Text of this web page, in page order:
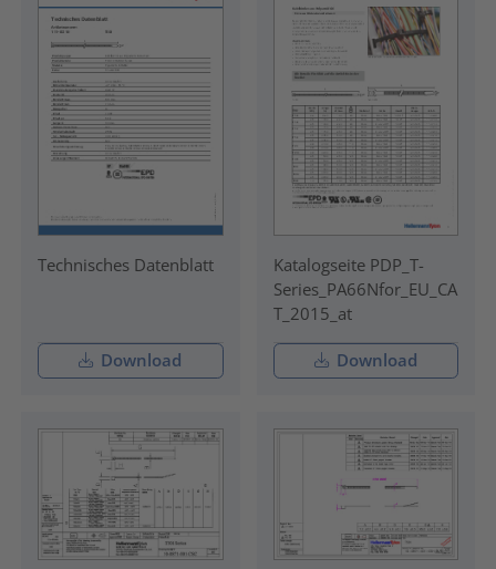
Technisches Datenblatt
Download
Katalogseite PDP_T-
Series_PA66Nfor_EU_CA
T_2015_at
Download